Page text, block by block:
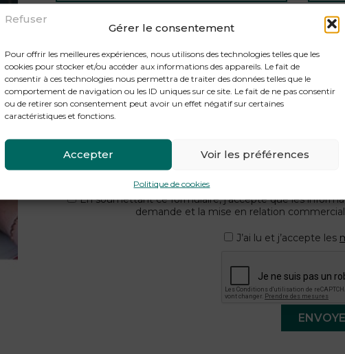
Gérer le consentement
Pour offrir les meilleures expériences, nous utilisons des technologies telles que les
cookies pour stocker et/ou accéder aux informations des appareils. Le fait de
consentir à ces technologies nous permettra de traiter des données telles que le
comportement de navigation ou les ID uniques sur ce site. Le fait de ne pas consentir
ou de retirer son consentement peut avoir un effet négatif sur certaines
caractéristiques et fonctions.
Accepter
Refuser
Voir les préférences
Politique de cookies
En soumettant ce formulaire, j’accepte que les
demande et la mise en relation
J’ai lu et j’accepte les